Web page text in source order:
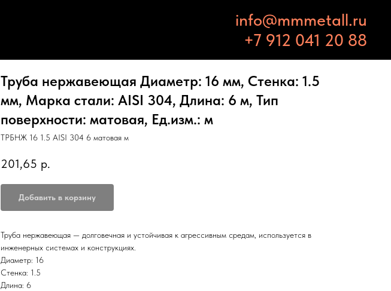
info@mmmetall.ru
+7 912 041 20 88
Труба нержавеющая Диаметр: 16 мм, Стенка: 1.5
мм, Марка стали: AISI 304, Длина: 6 м, Тип
поверхности: матовая, Ед.изм.: м
ТРБНЖ 16 1.5 AISI 304 6 матовая м
201,65 р.
Добавить в корзину
Труба нержавеющая — долговечная и устойчивая к агрессивным средам, используется в
инженерных системах и конструкциях.
Диаметр: 16
Стенка: 1.5
Длина: 6